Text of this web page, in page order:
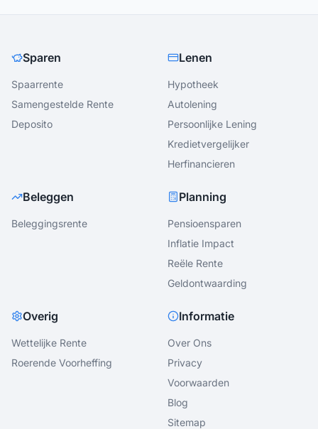
Sparen
Spaarrente
Samengestelde Rente
Deposito
Lenen
Hypotheek
Autolening
Persoonlijke Lening
Kredietvergelijker
Herfinancieren
Beleggen
Beleggingsrente
Planning
Pensioensparen
Inflatie Impact
Reële Rente
Geldontwaarding
Overig
Wettelijke Rente
Roerende Voorheffing
Informatie
Over Ons
Privacy
Voorwaarden
Blog
Sitemap